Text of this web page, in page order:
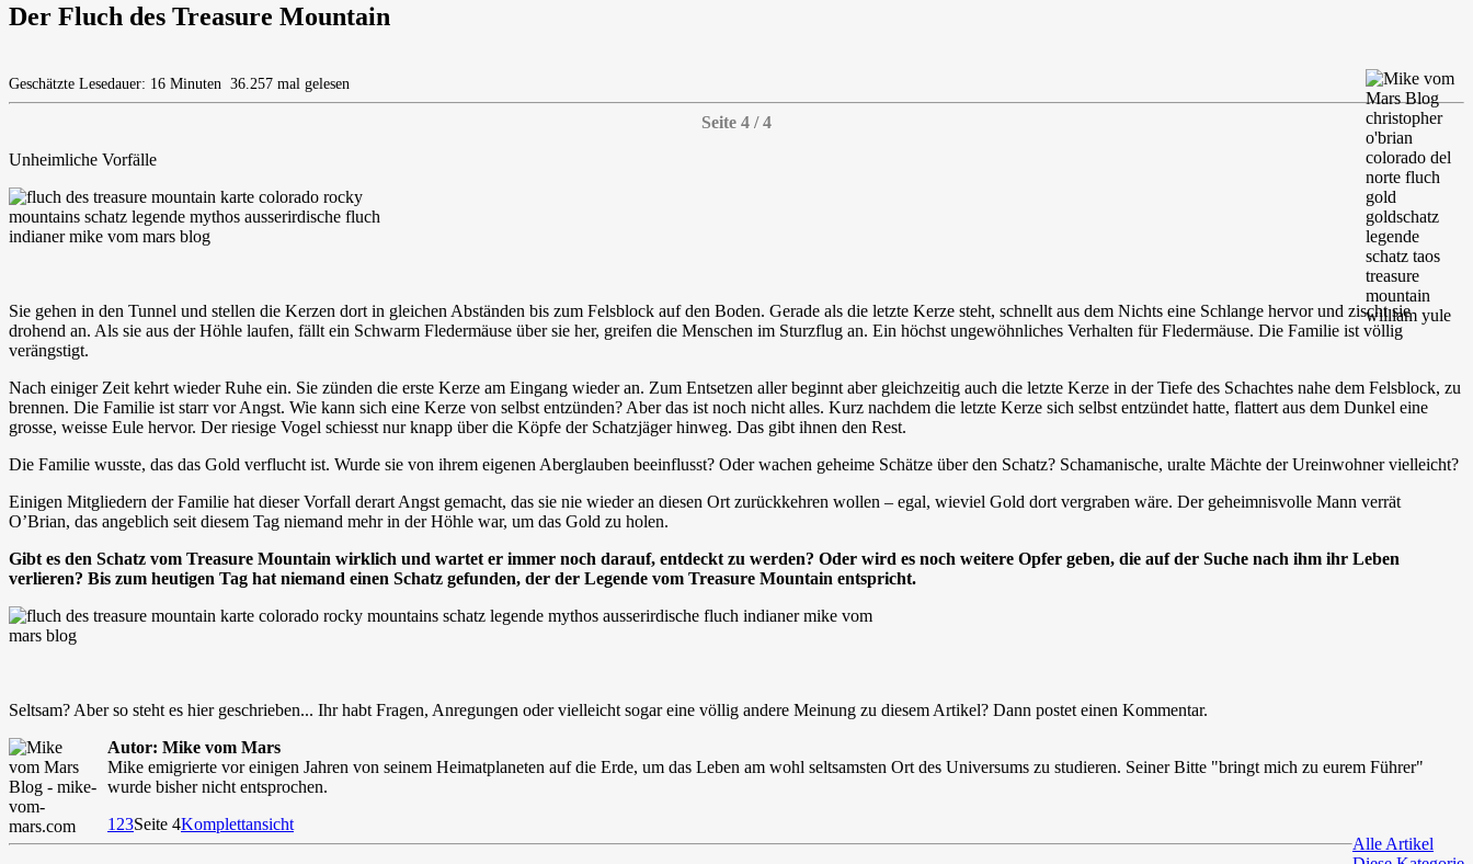
Der Fluch des Treasure Mountain
Geschätzte Lesedauer: 16 Minuten 36.257 mal gelesen
Seite 4 / 4
Unheimliche Vorfälle
Sie gehen in den Tunnel und stellen die Kerzen dort in gleichen Abständen bis zum Felsblock auf den Boden. Gerade als die letzte Kerze steht, schnellt aus dem Nichts eine Schlange hervor und zischt sie
drohend an. Als sie aus der Höhle laufen, fällt ein Schwarm Fledermäuse über sie her, greifen die Menschen im Sturzflug an. Ein höchst ungewöhnliches Verhalten für Fledermäuse. Die Familie ist völlig
verängstigt.
Nach einiger Zeit kehrt wieder Ruhe ein. Sie zünden die erste Kerze am Eingang wieder an. Zum Entsetzen aller beginnt aber gleichzeitig auch die letzte Kerze in der Tiefe des Schachtes nahe dem Felsblock, zu
brennen. Die Familie ist starr vor Angst. Wie kann sich eine Kerze von selbst entzünden? Aber das ist noch nicht alles. Kurz nachdem die letzte Kerze sich selbst entzündet hatte, flattert aus dem Dunkel eine
grosse, weisse Eule hervor. Der riesige Vogel schiesst nur knapp über die Köpfe der Schatzjäger hinweg. Das gibt ihnen den Rest.
Die Familie wusste, das das Gold verflucht ist. Wurde sie von ihrem eigenen Aberglauben beeinflusst? Oder wachen geheime Schätze über den Schatz? Schamanische, uralte Mächte der Ureinwohner vielleicht?
Einigen Mitgliedern der Familie hat dieser Vorfall derart Angst gemacht, das sie nie wieder an diesen Ort zurückkehren wollen – egal, wieviel Gold dort vergraben wäre. Der geheimnisvolle Mann verrät
O’Brian, das angeblich seit diesem Tag niemand mehr in der Höhle war, um das Gold zu holen.
Gibt es den Schatz vom Treasure Mountain wirklich und wartet er immer noch darauf, entdeckt zu werden? Oder wird es noch weitere Opfer geben, die auf der Suche nach ihm ihr Leben
verlieren? Bis zum heutigen Tag hat niemand einen Schatz gefunden, der der Legende vom Treasure Mountain entspricht.
Seltsam? Aber so steht es hier geschrieben... Ihr habt Fragen, Anregungen oder vielleicht sogar eine völlig andere Meinung zu diesem Artikel? Dann postet einen Kommentar.
Autor: Mike vom Mars
Mike emigrierte vor einigen Jahren von seinem Heimatplaneten auf die Erde, um das Leben am wohl seltsamsten Ort des Universums zu studieren. Seiner Bitte "bringt mich zu eurem Führer"
wurde bisher nicht entsprochen.
1 23Seite 4Komplettansicht
Alle Artikel